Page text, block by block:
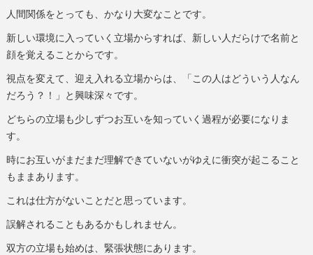
人間関係をとっても、かなり大変なことです。
新しい環境に入っていく立場からすれば、新しい人だらけで名前と
顔を覚えることからです。
視点を変えて、迎え入れる立場からは、「この人はどういう人なん
だろう？！」と興味深々です。
どちらの立場も少しずつお互いを知っていく過程が必要になりま
す。
時にお互いがまだまだ理解できていないがゆえに衝突が起こること
もままあります。
これは仕方がないことだと思っています。
誤解されることもあるかもしれません。
双方の立場も始めは、緊張状態にあります。